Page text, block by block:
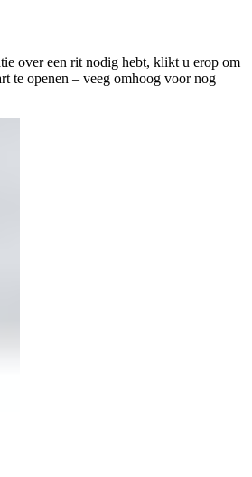
over een rit nodig hebt, klikt u erop om
te openen – veeg omhoog voor nog